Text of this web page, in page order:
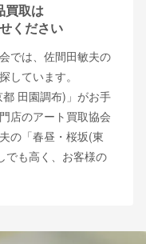
買取は
ください
では、佐間田敏夫の
しています。
田園調布)」がお手
店のアート買取協会
の「春昼・桜坂(東
でも高く、お客様の